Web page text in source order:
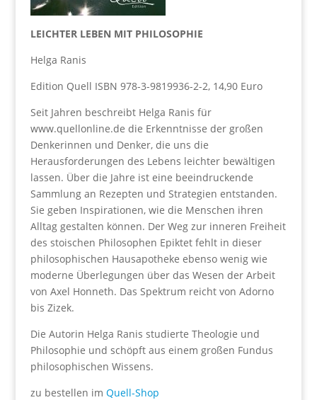
LEICHTER LEBEN MIT PHILOSOPHIE
Helga Ranis
Edition Quell ISBN 978-3-9819936-2-2, 14,90 Euro
Seit Jahren beschreibt Helga Ranis für
www.quellonline.de die Erkenntnisse der großen
Denkerinnen und Denker, die uns die
Herausforderungen des Lebens leichter bewältigen
lassen. Über die Jahre ist eine beeindruckende
Sammlung an Rezepten und Strategien entstanden.
Sie geben Inspirationen, wie die Menschen ihren
Alltag gestalten können. Der Weg zur inneren Freiheit
des stoischen Philosophen Epiktet fehlt in dieser
philosophischen Hausapotheke ebenso wenig wie
moderne Überlegungen über das Wesen der Arbeit
von Axel Honneth. Das Spektrum reicht von Adorno
bis Zizek.
Die Autorin Helga Ranis studierte Theologie und
Philosophie und schöpft aus einem großen Fundus
philosophischen Wissens.
zu bestellen im Quell-Shop